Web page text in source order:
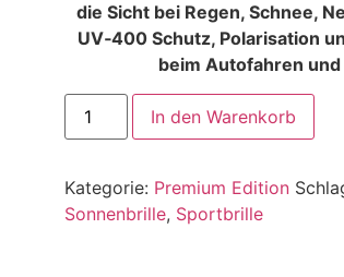
die Sicht bei Regen, Schnee,
UV‑400 Schutz, Polarisation
beim Autofahren
In den Warenkorb
Kategorie: Premium Edition
Sonnenbrille, Sportbrille